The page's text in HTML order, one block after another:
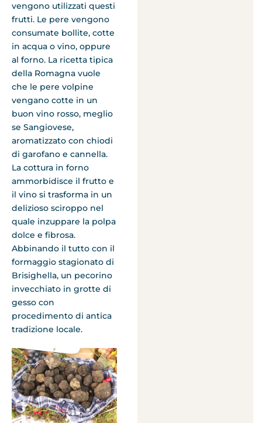
vengono utilizzati questi
frutti. Le pere vengono
consumate bollite, cotte
in acqua o vino, oppure
al forno. La ricetta tipica
della Romagna vuole
che le pere volpine
vengano cotte in un
buon vino rosso, meglio
se Sangiovese,
aromatizzato con chiodi
di garofano e cannella.
La cottura in forno
ammorbidisce il frutto e
il vino si trasforma in un
delizioso sciroppo nel
quale inzuppare la polpa
dolce e fibrosa.
Abbinando il tutto con il
formaggio stagionato di
Brisighella, un pecorino
invecchiato in grotte di
gesso con
procedimento di antica
tradizione locale.